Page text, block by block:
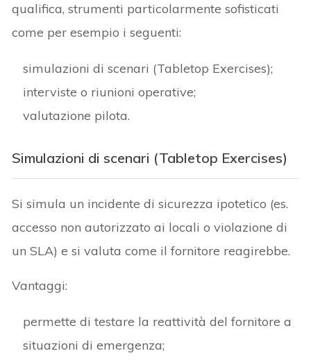
qualifica, strumenti particolarmente sofisticati
come per esempio i seguenti:
simulazioni di scenari (Tabletop Exercises);
interviste o riunioni operative;
valutazione pilota.
Simulazioni di scenari (Tabletop Exercises)
Si simula un incidente di sicurezza ipotetico (es.
accesso non autorizzato ai locali o violazione di
un SLA) e si valuta come il fornitore reagirebbe.
Vantaggi:
permette di testare la reattività del fornitore a
situazioni di emergenza;